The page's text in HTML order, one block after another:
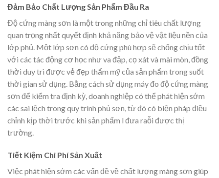
Đảm Bảo Chất Lượng Sản Phẩm Đầu Ra
Độ cứng màng sơn là một trong những chỉ tiêu chất lượng
quan trọng nhất quyết định khả năng bảo vệ vật liệu nền của
lớp phủ. Một lớp sơn có độ cứng phù hợp sẽ chống chịu tốt
với các tác động cơ học như va đập, cọ xát và mài mòn, đồng
thời duy trì được vẻ đẹp thẩm mỹ của sản phẩm trong suốt
thời gian sử dụng. Bằng cách sử dụng máy đo độ cứng màng
sơn để kiểm tra định kỳ, doanh nghiệp có thể phát hiện sớm
các sai lệch trong quy trình phủ sơn, từ đó có biện pháp điều
chỉnh kịp thời trước khi sản phẩm l đưa raỗi được thị
trường.
Tiết Kiệm Chi Phí Sản Xuất
Việc phát hiện sớm các vấn đề về chất lượng màng sơn giúp